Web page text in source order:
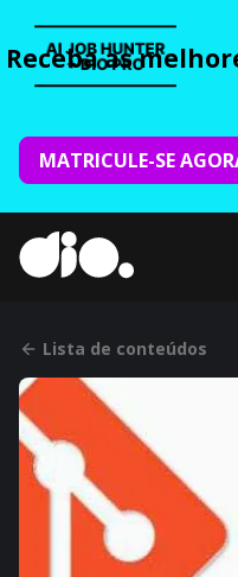
Receba as
MATRICULE-SE
Lista de conteúdos